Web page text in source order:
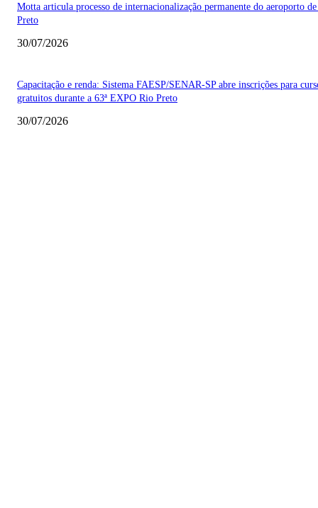
Motta articula processo de internacionalização permanente do aeroporto
Preto
30/07/2026
Capacitação e renda: Sistema FAESP/SENAR-SP abre inscrições para
gratuitos durante a 63ª EXPO Rio Preto
30/07/2026